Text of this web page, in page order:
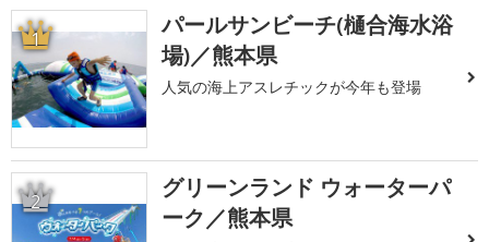
1
パールサンビーチ(樋合海水浴
場)／熊本県
人気の海上アスレチックが今年も登場
2
グリーンランド ウォーターパ
ーク／熊本県